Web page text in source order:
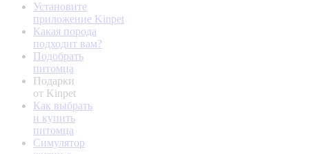
Установите
приложение Kinpet
Какая порода
подходит вам?
Подобрать
питомца
Подарки
от Kinpet
Как выбрать
и купить
питомца
Симулятор